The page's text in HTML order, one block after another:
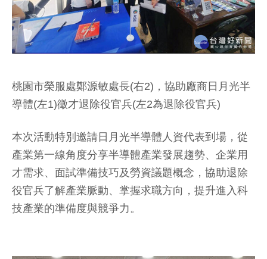
桃園市榮服處鄭源敏處長(右2)，協助廠商日月光半
導體(左1)徵才退除役官兵(左2為退除役官兵)
本次活動特別邀請日月光半導體人資代表到場，從
產業第一線角度分享半導體產業發展趨勢、企業用
才需求、面試準備技巧及勞資議題概念，協助退除
役官兵了解產業脈動、掌握求職方向，提升進入科
技產業的準備度與競爭力。